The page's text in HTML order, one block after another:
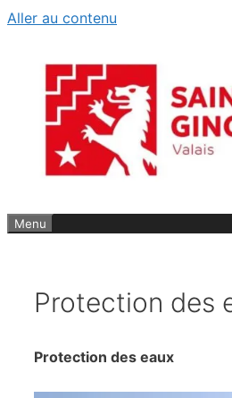
Aller au contenu
Menu
Protection des
Protection des eaux